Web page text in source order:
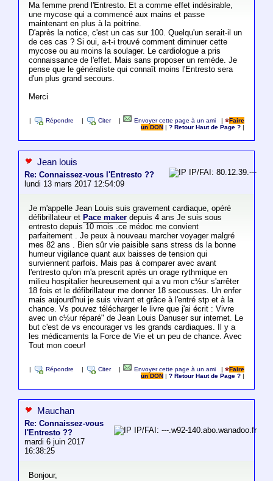
Ma femme prend l'Entresto. Et a comme effet indésirable,
une mycose qui a commencé aux mains et passe
maintenant en plus à la poitrine.
D'après la notice, c'est un cas sur 100. Quelqu'un serait-il un
de ces cas ? Si oui, a-t-i trouvé comment diminuer cette
mycose ou au moins la soulager. Le cardiologue a pris
connaissance de l'effet. Mais sans proposer un remède. Je
pense que le généraliste qui connaît moins l'Entresto sera
d'un plus grand secours.
Merci
Répondre Citer Envoyer cette page à un ami |
Faire
un DON
|? Retour Haut de Page ?
Jean louis
Re: Connaissez-vous l'Entresto ??
lundi 13 mars 2017 12:54:09
IP/FAI: 80.12.39.---
Je m'appelle Jean Louis suis gravement cardiaque, opéré
défibrillateur et Pace makerdepuis 4 ans Je suis sous
entresto depuis 10 mois .ce médoc me convient
parfaitement . Je peux à nouveau marcher voyager malgré
mes 82 ans . Bien sûr vie paisible sans stress ds la bonne
humeur vigilance quant aux baisses de tension qui
surviennent parfois. Mais pas à comparer avec avant
l'entresto qu'on m'a prescrit après un orage rythmique en
milieu hospitalier heureusement qui a vu mon c½ur s'arrêter
18 fois et le défibrillateur me donner 18 secousses. Un enfer
mais aujourd'hui je suis vivant et grâce à l'entré stp et à la
chance. Vs pouvez télécharger le livre que j'ai écrit : Vivre
avec un c½ur réparé" de Jean Louis Danuser sur internet. Le
but c'est de vs encourager vs les grands cardiaques. Il y a
les médicaments la Force de Vie et un peu de chance. Avec
Tout mon coeur!
Répondre Citer Envoyer cette page à un ami |
Faire
un DON
|? Retour Haut de Page ?
Mauchan
Re: Connaissez-vous
l'Entresto ??
mardi 6 juin 2017
16:38:25
IP/FAI: ---.w92-140.abo.wanadoo.fr
Bonjour,